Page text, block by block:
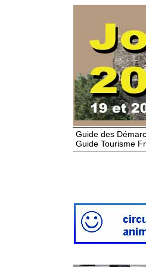
Guide des
Guide Tourisme